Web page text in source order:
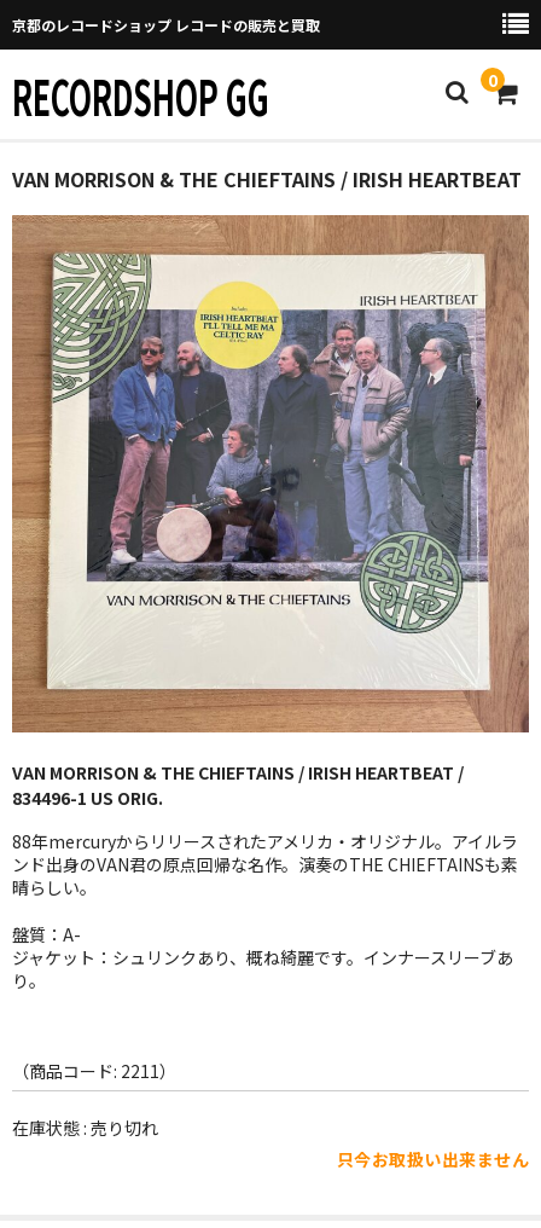
京都のレコードショップ レコードの販売と買取
RECORDSHOP GG 0
Home
マイページ
GGについて
買取について
取り置きなどについて
Categories
New Arrivals
新譜
GG RECORD （当店のレーベル）
全商品
JAZZ-US
BLUE NOTE
JAZZ-EU
JAZZ-JP
JAZZ-VOCAL
J-POP
WORLD
その他
VAN MORRISON & THE CHIEFTAINS / IRISH HEARTBEAT
VAN MORRISON & THE CHIEFTAINS / IRISH HEARTBEAT /
834496-1 US ORIG.
88年mercuryからリリースされたアメリカ・オリジナル。アイルラ
ンド出身のVAN君の原点回帰な名作。演奏のTHE CHIEFTAINSも素
晴らしい。
盤質：A-
ジャケット：シュリンクあり、概ね綺麗です。インナースリーブあ
り。
（商品コード: 2211）
在庫状態 : 売り切れ
只今お取扱い出来ません